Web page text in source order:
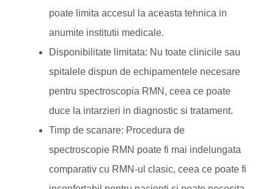
poate limita accesul la aceasta tehnica in
anumite institutii medicale.
Disponibilitate limitata: Nu toate clinicile sau
spitalele dispun de echipamentele necesare
pentru spectroscopia RMN, ceea ce poate
duce la intarzieri in diagnostic si tratament.
Timp de scanare: Procedura de
spectroscopie RMN poate fi mai indelungata
comparativ cu RMN-ul clasic, ceea ce poate fi